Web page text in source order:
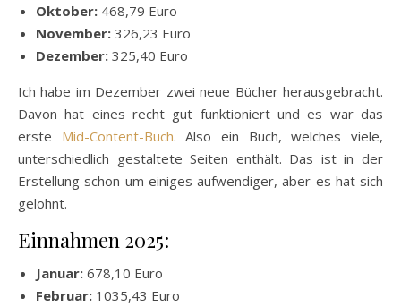
Oktober: 468,79 Euro
November: 326,23 Euro
Dezember: 325,40 Euro
Ich habe im Dezember zwei neue Bücher herausgebracht.
Davon hat eines recht gut funktioniert und es war das
erste Mid-Content-Buch. Also ein Buch, welches viele,
unterschiedlich gestaltete Seiten enthält. Das ist in der
Erstellung schon um einiges aufwendiger, aber es hat sich
gelohnt.
Einnahmen 2025:
Januar: 678,10 Euro
Februar: 1035,43 Euro